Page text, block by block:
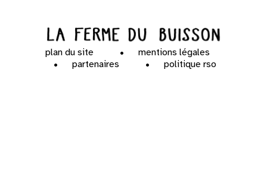
plan du site
mentions légales
partenaires
politique rso